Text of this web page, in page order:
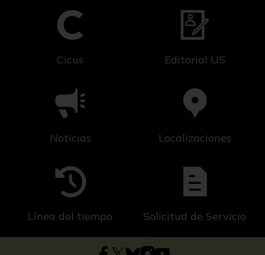
Cicus Editorial US
Noticias Localizaciones
Línea del tiempo Solicitud de Servicio